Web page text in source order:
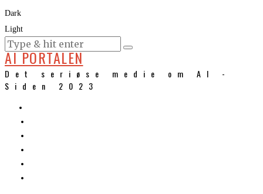
Dark
Light
KURSER
AI PORTALEN
Det seriøse medie om AI -
Siden 2023